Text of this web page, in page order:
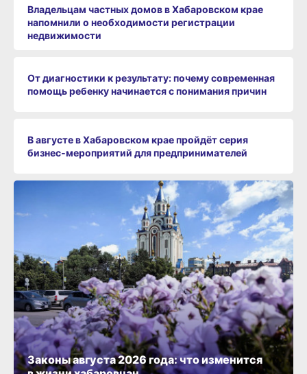
Владельцам частных домов в Хабаровском крае
напомнили о необходимости регистрации
недвижимости
От диагностики к результату: почему современная
помощь ребенку начинается с понимания причин
В августе в Хабаровском крае пройдёт серия
бизнес‑мероприятий для предпринимателей
Законы августа 2026 года: что изменится